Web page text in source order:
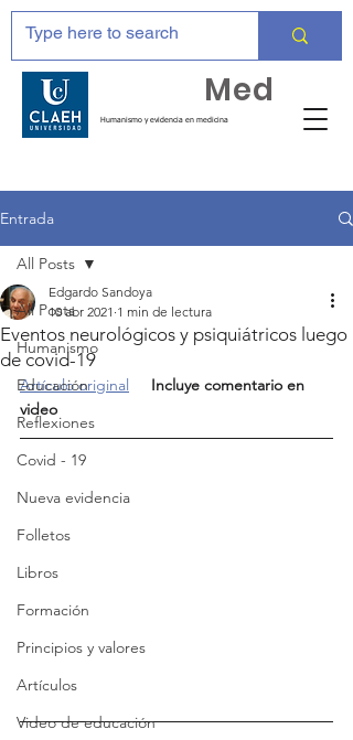
Humanismo y evidencia en medicina
Med
Entrada
All Posts
Humanismo
Educación
Reflexiones
Covid - 19
Nueva evidencia
Folletos
Libros
Formación
Principios y valores
Artículos
Video de educación
All Posts
Eventos neurológicos y psiquiátricos luego
de covid-19
Edgardo Sandoya
10 abr 2021 1 min de lectura
Artículo original
Incluye comentario en
video